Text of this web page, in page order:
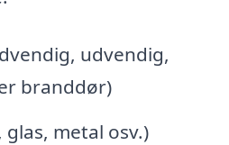
udvendig,
branddør)
metal osv.)